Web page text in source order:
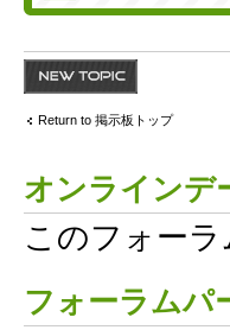
Return to 掲示板トップ
オンラインデ
このフォー
フォーラムパ